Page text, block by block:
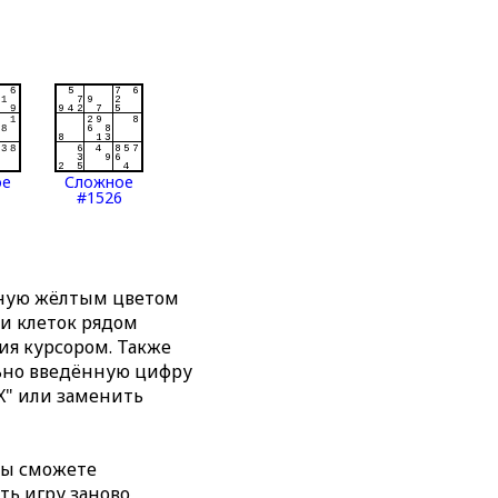
Сложное
#1526
жёлтым цветом
клеток рядом
курсором. Также
введённую цифру
или заменить
сможете